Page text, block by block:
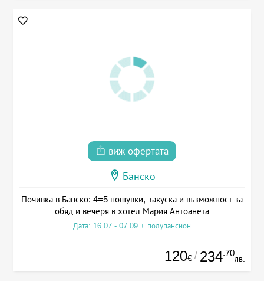
виж офертата
Банско
Почивка в Банско: 4=5 нощувки, закуска и възможност за
обяд и вечеря в хотел Мария Антоанета
Дата: 16.07 - 07.09 + полупансион
120€ / 234.70
лв.